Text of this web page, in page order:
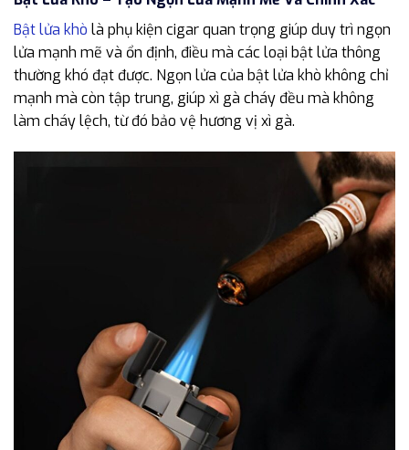
Bật lửa khò là phụ kiện cigar quan trọng giúp duy trì ngọn
lửa mạnh mẽ và ổn định, điều mà các loại bật lửa thông
thường khó đạt được. Ngọn lửa của bật lửa khò không chỉ
mạnh mà còn tập trung, giúp xì gà cháy đều mà không
làm cháy lệch, từ đó bảo vệ hương vị xì gà.